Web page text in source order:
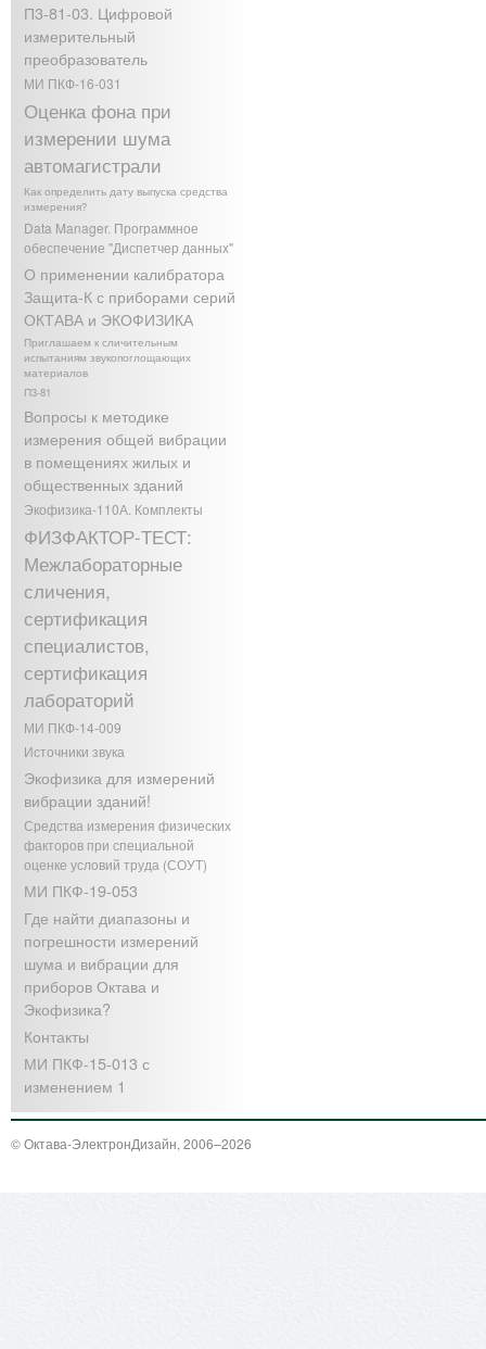
П3-81-03. Цифровой
измерительный
преобразователь
МИ ПКФ-16-031
Оценка фона при
измерении шума
автомагистрали
Как определить дату выпуска средства
измерения?
Data Manager. Программное
обеспечение "Диспетчер данных"
О применении калибратора
Защита-К с приборами серий
ОКТАВА и ЭКОФИЗИКА
Приглашаем к сличительным
испытаниям звукопоглощающих
материалов
П3-81
Вопросы к методике
измерения общей вибрации
в помещениях жилых и
общественных зданий
Экофизика-110А. Комплекты
ФИЗФАКТОР-ТЕСТ:
Межлабораторные
сличения,
сертификация
специалистов,
сертификация
лабораторий
МИ ПКФ-14-009
Источники звука
Экофизика для измерений
вибрации зданий!
Средства измерения физических
факторов при специальной
оценке условий труда (СОУТ)
МИ ПКФ-19-053
Где найти диапазоны и
погрешности измерений
шума и вибрации для
приборов Октава и
Экофизика?
Контакты
МИ ПКФ-15-013 с
изменением 1
© Октава-ЭлектронДизайн, 2006–2026